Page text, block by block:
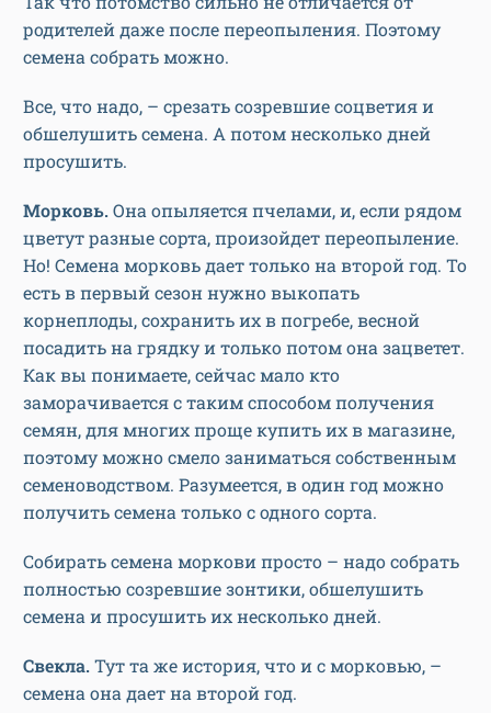
родителей даже после переопыления. Поэтому
семена собрать можно.
Все, что надо, – срезать созревшие соцветия и
обшелушить семена. А потом несколько дней
просушить.
Морковь.Она опыляется пчелами, и, если рядом
цветут разные сорта, произойдет переопыление.
Но! Семена морковь дает только на второй год. То
есть в первый сезон нужно выкопать
корнеплоды, сохранить их в погребе, весной
посадить на грядку и только потом она зацветет.
Как вы понимаете, сейчас мало кто
заморачивается с таким способом получения
семян, для многих проще купить их в магазине,
поэтому можно смело заниматься собственным
семеноводством. Разумеется, в один год можно
получить семена только с одного сорта.
Собирать семена моркови просто – надо собрать
полностью созревшие зонтики, обшелушить
семена и просушить их несколько дней.
Свекла.Тут та же история, что и с морковью, –
семена она дает на второй год.